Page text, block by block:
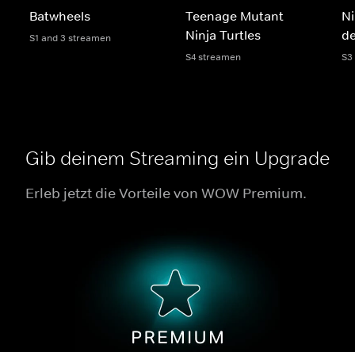
Batwheels
S1 and 3 streamen
Teenage Mutant
Ninja Turtles
S4 streamen
Gib deinem Streaming ein Upgrade
Erleb jetzt die Vorteile von WOW Premium.